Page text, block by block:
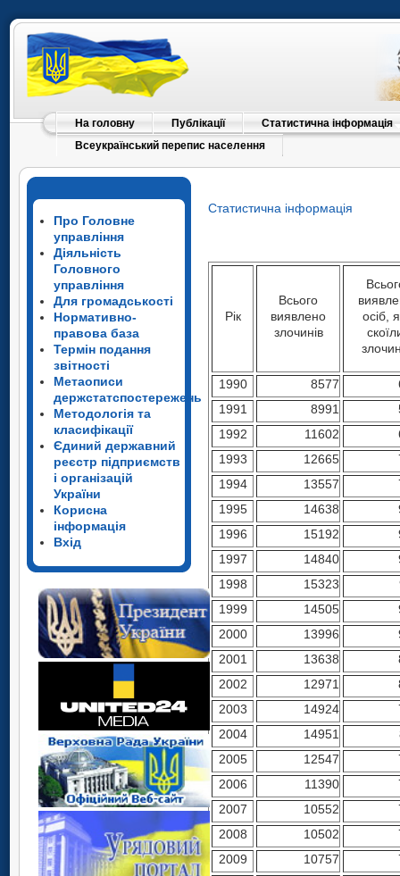
На головну Публікації
Статистична інформація
Всеукраїнський перепис населення
Про Головне
управління
Діяльність
Головного
управління
Для громадськості
Нормативно-
правова база
Термін подання
звітності
Метаописи
держстатспостережень
Методологія та
класифікації
Єдиний державний
реєстр підприємств
і організацій
України
Корисна
інформація
Вхід
Статистична інформація
Рік
Всього
виявлено
злочинів
осіб,
1990 8577
1991
8991
1992
11602
1993
12665
1994
13557
1995
14638
1996
15192
1997
14840
1998
15323
1999
14505
2000
13996
2001
13638
2002
12971
2003
14924
2004
14951
2005
12547
2006
11390
2007
10552
2008
10502
2009
10757